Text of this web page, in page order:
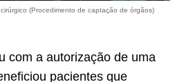
(Procedimento de captação de órgãos)
com a autorização de uma
pacientes que